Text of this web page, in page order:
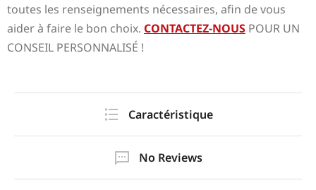
toutes les renseignements nécessaires, afin de vous
aider à faire le bon choix. CONTACTEZ-NOUS POUR UN
CONSEIL PERSONNALISÉ !
Caractéristique
No Reviews